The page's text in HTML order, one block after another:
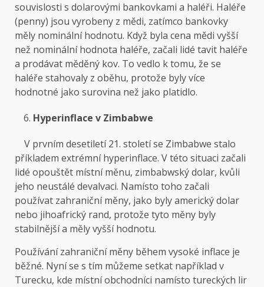
souvislosti s dolarovými bankovkami a haléři. Haléře
(penny) jsou vyrobeny z mědi, zatímco bankovky
měly nominální hodnotu. Když byla cena mědi vyšší
než nominální hodnota haléře, začali lidé tavit haléře
a prodávat měděný kov. To vedlo k tomu, že se
haléře stahovaly z oběhu, protože byly více
hodnotné jako surovina než jako platidlo.
Hyperinflace v Zimbabwe
V prvním desetiletí 21. století se Zimbabwe stalo
příkladem extrémní hyperinflace. V této situaci začali
lidé opouštět místní měnu, zimbabwský dolar, kvůli
jeho neustálé devalvaci. Namísto toho začali
používat zahraniční měny, jako byly americký dolar
nebo jihoafrický rand, protože tyto měny byly
stabilnější a měly vyšší hodnotu.
Používání zahraniční měny během vysoké inflace je
běžné. Nyní se s tím můžeme setkat například v
Turecku, kde místní obchodníci namísto tureckých lir